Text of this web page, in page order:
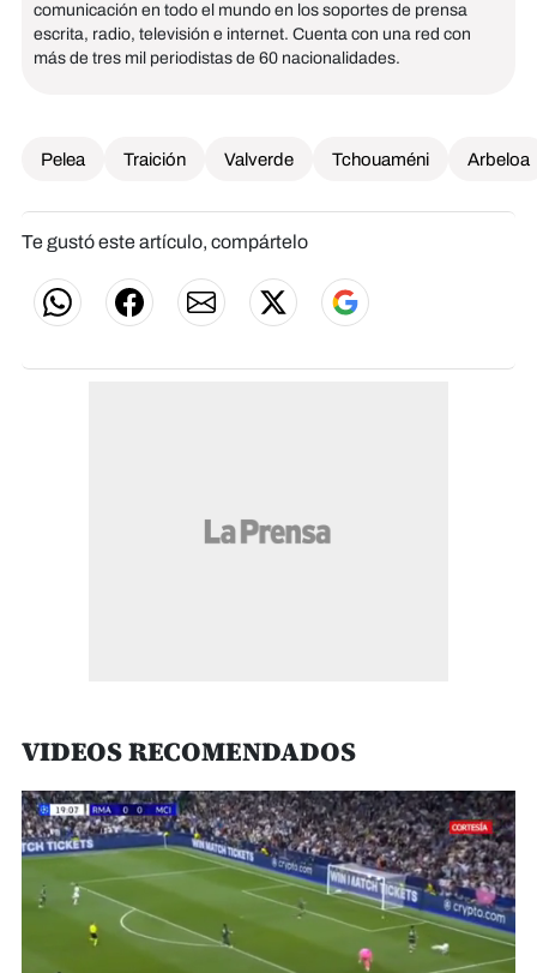
comunicación en todo el mundo en los soportes de prensa
escrita, radio, televisión e internet. Cuenta con una red con
más de tres mil periodistas de 60 nacionalidades.
Pelea Traición Valverde Tchouaméni Arbeloa
Te gustó este artículo, compártelo
VIDEOS RECOMENDADOS